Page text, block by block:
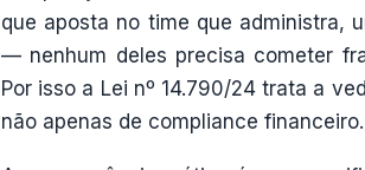
que aposta no time que administra,
— nenhum deles precisa cometer
Por isso a Lei nº 14.790/24 trata a
não apenas de compliance financeiro.